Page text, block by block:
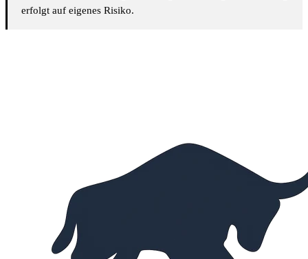
erfolgt auf eigenes Risiko.